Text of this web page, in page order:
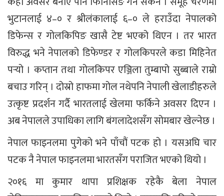
भुटानलाई ४–० र श्रीलंकालाई ६–० ले हराउँदा नेपालको
डिफेन्स र गोलकिपिङ खासै टेष्ट भएको थिएन । तर भारत
विरुद्ध भने नेपालको डिफेण्डर र गोलकिपरले कडा मिहिनेत
पर्‍यो । कप्तान तथा गोलकिपर एञ्जिला तुम्बापो सुब्बाले राम्रो
बचाउ गरिन् । दोस्रो हाफमा गोल नथेपनि नेपाली खेलाडीहरुले
उत्कृष्ट प्रदर्शन गर्दै भारतलाई खेलमा फर्किने अवसर दिएन ।
अब नेपालले उपाधिका लागि बंगलादेशसँग सोमबार खेल्नेछ ।
नेपाल फाइनलमा पुगेको भने पाँचौं पटक हो । यसअघि चार
पटक नै नेपाल फाइनलमा भारतसँग पराजित भएको थियो ।
२०१६ मा कुमार थापा प्रशिक्षक रहेकै बेला नेपाल